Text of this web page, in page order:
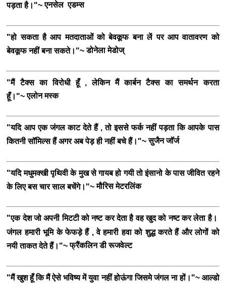
पड़ता है।"~एनसेल एडम्स
"हो सकता है आप मतदाताओं को बेवकूफ बना लें पर आप वातावरण को
बेवकूफ नहीं बना सकते।"~डोनेला मेडोज्
"मैं टैक्स का विरोधी हूँ , लेकिन मैं कार्बन टैक्स का समर्थन करता
हूँ।"~एलोन मस्क
"यदि आप एक जंगल काट देते हैं , तो इससे फर्क नहीं पड़ता कि आपके पास
कितनी सॉमिल्स हैं अगर अब पेड़ ही नहीं बचे हैं।"~सुजैन जॉर्ज
"यदि मधुमक्खी पृथिवी के मुख से गायब हो गयी तो इंसानो के पास जीवित रहने
के लिए बस चार साल बचेंगे।"~मौरिस मेटरलिंक
"एक देश जो अपनी मिटटी को नष्ट कर देता है वह खुद को नष्ट कर लेता है।
जंगल हमारी भूमि के फेफड़े हैं , वे हमारी हवा को शुद्ध करते हैं और लोगों को
नयी ताकत देते हैं।"~फ्रैंकलिन डी रूजवेल्ट
"मैं खुश हूँ कि मैं ऐसे भविष्य में युवा नहीं होऊंगा जिसमे जंगल ना हों।"~ आल्डो